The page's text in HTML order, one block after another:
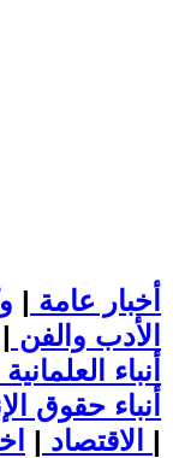
أخبار عامة |
الأدب والفن |
أنباء العلمانية
أنباء حقوق
الاقتصاد | |